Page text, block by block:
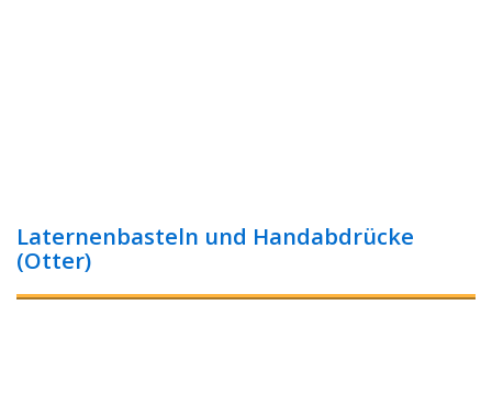
Laternenbasteln und Handabdrücke
(Otter)